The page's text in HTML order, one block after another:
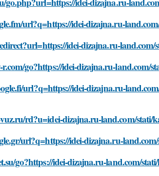
url?q=https://idei-dizajna.ru-
idei-dizajna.ru-
go?https://idei-dizajna.ru-
url?q=https://idei-dizajna.ru-
rd?u=idei-dizajna.ru-land.com/
url?q=https://idei-dizajna.ru-
go?https://idei-dizajna.ru-land.com/